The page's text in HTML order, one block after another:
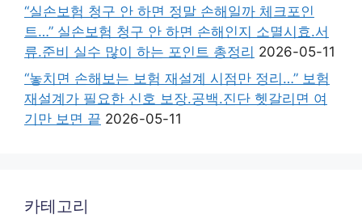
“실손보험 청구 안 하면 정말 손해일까 체크포인
트…” 실손보험 청구 안 하면 손해인지 소멸시효.서
류.준비 실수 많이 하는 포인트 총정리 2026-05-11
“놓치면 손해보는 보험 재설계 시점만 정리…” 보험
재설계가 필요한 신호 보장.공백.진단 헷갈리면 여
기만 보면 끝 2026-05-11
카테고리